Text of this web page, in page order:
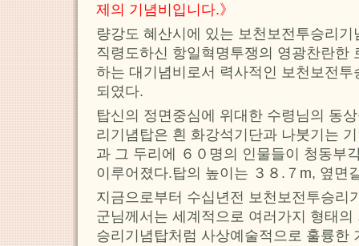
제의 기념비입니다.》
량강도 혜산시에 있는 보천보전투승리
직령도하신 항일혁명투쟁의 영광찬란한
하는 대기념비로서 력사적인 보천보전
되였다.
탑신의 정면중심에 위대한 수령님의 동
리기념탑은 흰 화강석기단과 나붓기는
과 그 두리에 ６０명의 인물들이 청동부
이루어졌다.탑의 높이는 ３８.７m, 옆면
지금으로부터 수십년전 보천보전투승리
군님께서는 세계적으로 여러가지 형태
승리기념탑처럼 사상예술적으로 훌륭한